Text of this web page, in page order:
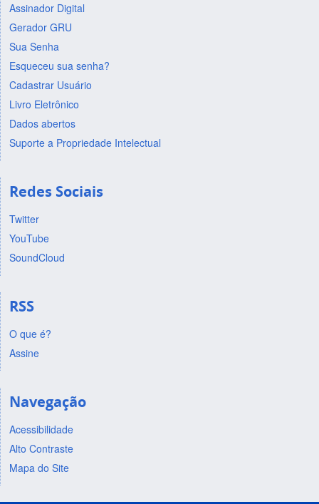
Assinador Digital
Gerador GRU
Sua Senha
Esqueceu sua senha?
Cadastrar Usuário
Livro Eletrônico
Dados abertos
Suporte a Propriedade Intelectual
Redes Sociais
Twitter
YouTube
SoundCloud
RSS
O que é?
Assine
Navegação
Acessibilidade
Alto Contraste
Mapa do Site